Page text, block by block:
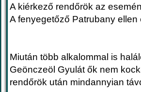
A kiérkező rendőrök az
A fenyegetőző Patrubany ellen
Miután több alkalommal is
Geönczeöl Gyulát ők nem
rendőrök után mindannyian